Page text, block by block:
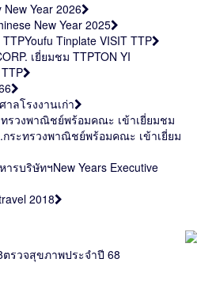
New Year 2026
New Year 2025
TTPYoufu Tinplate VISIT TTP
เยี่ยมชม TTPTON YI
าลโรงงานเก่า
รวงพาณิชย์พร้อมคณะ เข้าเยี่ยมชม
ระทรวงพาณิชย์พร้อมคณะ เข้าเยี่ยม
ารบริษัทฯNew Years Executive
2018
ตรวจสุขภาพประจำปี 68